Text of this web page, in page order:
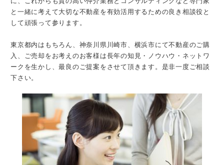
と一緒に考えて大切な不動産を有効活用するための良き相談役と
して頑張って参ります。
東京都内はもちろん、神奈川県川崎市、横浜市にて不動産のご購
入、ご売却をお考えのお客様は長年の知見・ノウハウ・ネットワ
ークを生かし、最良のご提案をさせて頂きます。是非一度ご相談
下さい。